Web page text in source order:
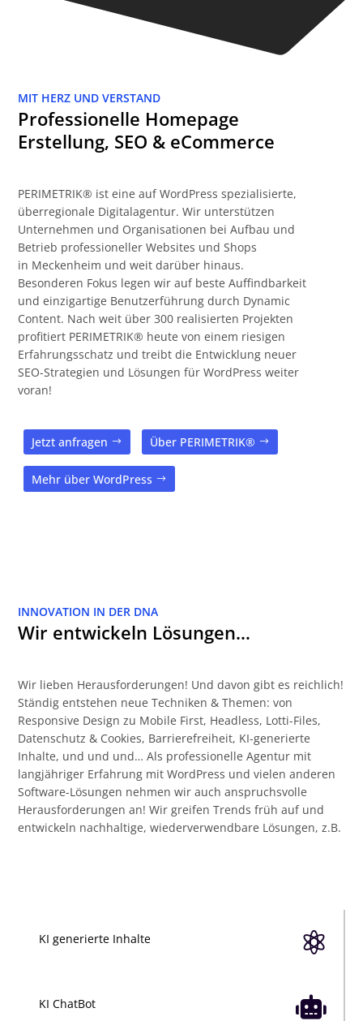
MIT HERZ UND VERSTAND
Professionelle Homepage
Erstellung, SEO & eCommerce
PERIMETRIK® ist eine auf WordPress spezialisierte,
überregionale Digitalagentur. Wir unterstützen
Unternehmen und Organisationen bei Aufbau und
Betrieb professioneller Websites und Shops
in Meckenheim und weit darüber hinaus.
Besonderen Fokus legen wir auf beste Auffindbarkeit
und einzigartige Benutzerführung durch Dynamic
Content. Nach weit über 300 realisierten Projekten
profitiert PERIMETRIK® heute von einem riesigen
Erfahrungsschatz und treibt die Entwicklung neuer
SEO-Strategien und Lösungen für WordPress weiter
voran!
Jetzt anfragen Über PERIMETRIK®
Mehr über WordPress
INNOVATION IN DER DNA
Wir entwickeln Lösungen…
Wir lieben Herausforderungen! Und davon gibt es reichlich!
Ständig entstehen neue Techniken & Themen: von
Responsive Design zu Mobile First, Headless, Lotti-Files,
Datenschutz & Cookies, Barrierefreiheit, KI-generierte
Inhalte, und und und… Als professionelle Agentur mit
langjähriger Erfahrung mit WordPress und vielen anderen
Software-Lösungen nehmen wir auch anspruchsvolle
Herausforderungen an! Wir greifen Trends früh auf und
entwickeln nachhaltige, wiederverwendbare Lösungen, z.B.

KI generierte Inhalte

KI ChatBot